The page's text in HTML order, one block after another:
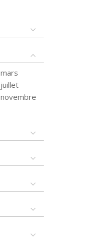
mars
juillet
novembre